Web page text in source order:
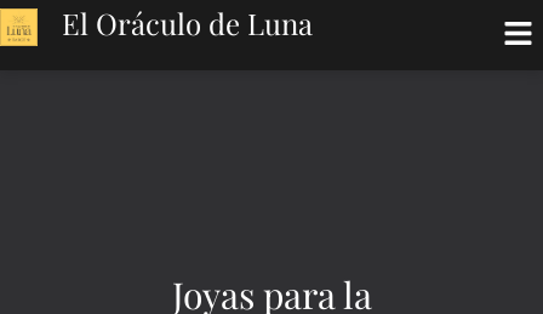
El Oráculo de Luna
Joyas para la